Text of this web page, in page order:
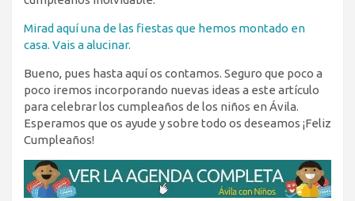
Mirad aquí una de las fiestas que hemos montado en
casa. Vais a alucinar.
Bueno, pues hasta aquí os contamos. Seguro que poco a
poco iremos incorporando nuevas ideas a este artículo
para celebrar los cumpleaños de los niños en Ávila.
Esperamos que os ayude y sobre todo os deseamos ¡Feliz
Cumpleaños!